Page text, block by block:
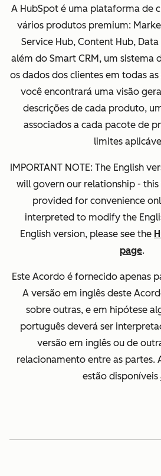
A HubSpot é uma plataforma de
vários produtos premium:
Service Hub, Content Hub, Data
além do Smart CRM, um sistema
os dados dos clientes em todas
você encontrará uma visão
descrições de cada produto,
associados a cada pacote de
limites
IMPORTANT NOTE: The English
will govern our relationship -
provided for convenience
interpreted to modify the
English version, please see the
page.
Este Acordo é fornecido apenas
A versão em inglês deste
sobre outras, e em hipótese
português deverá ser
versão em inglês ou de
relacionamento entre as partes.
estão disponíveis